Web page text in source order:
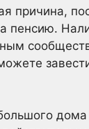
причина,
пенсию.